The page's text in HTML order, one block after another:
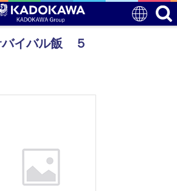
バイバル飯 ５